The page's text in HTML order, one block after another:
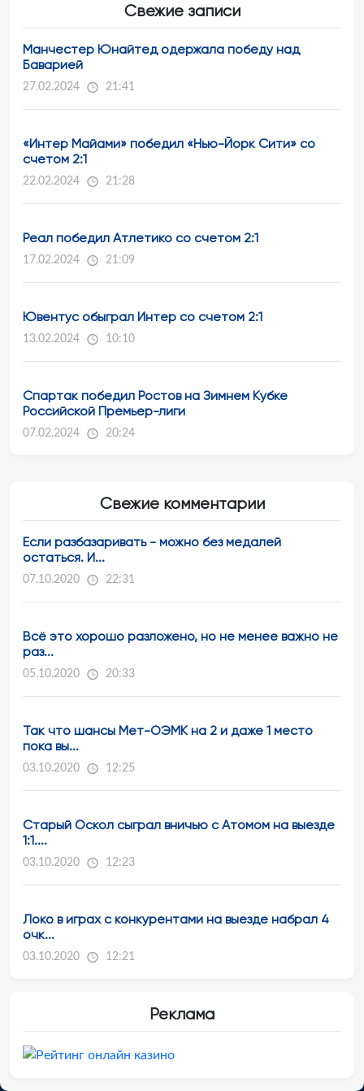
Свежие записи
Манчестер Юнайтед одержала победу над
Баварией
27.02.2024 21:41
«Интер Майами» победил «Нью-Йорк Сити» со
счетом 2:1
22.02.2024 21:28
Реал победил Атлетико со счетом 2:1
17.02.2024 21:09
Ювентус обыграл Интер со счетом 2:1
13.02.2024 10:10
Спартак победил Ростов на Зимнем Кубке
Российской Премьер-лиги
07.02.2024 20:24
Свежие комментарии
Если разбазаривать - можно без медалей
остаться. И...
07.10.2020 22:31
Всё это хорошо разложено, но не менее важно не
раз...
05.10.2020 20:33
Так что шансы Мет-ОЭМК на 2 и даже 1 место
пока вы...
03.10.2020 12:25
Старый Оскол сыграл вничью с Атомом на выезде
1:1....
03.10.2020 12:23
Локо в играх с конкурентами на выезде набрал 4
очк...
03.10.2020 12:21
Реклама